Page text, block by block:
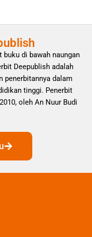
buku di bawah naungan
Deepublish adalah
penerbitannya dalam
tinggi. Penerbit
oleh An Nuur Budi